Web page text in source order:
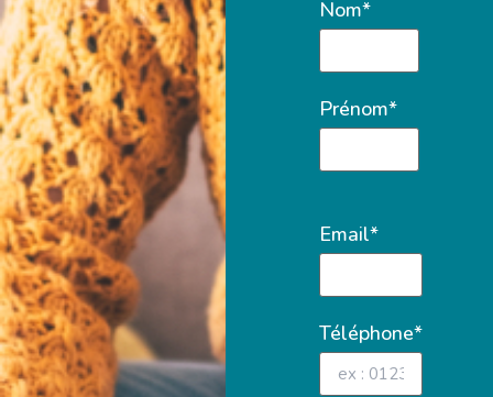
Nom*
Prénom*
Email*
Téléphone*